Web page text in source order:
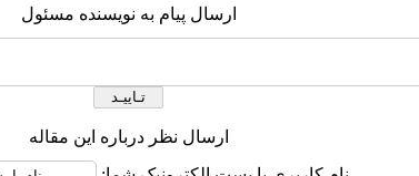
ارسال پیام به نویسنده مسئول
ارسال نظر درباره این مقاله